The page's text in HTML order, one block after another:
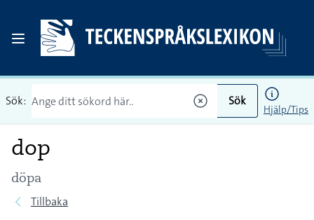
Sök: Sök
Hjälp/Tips
dop
döpa
Tillbaka